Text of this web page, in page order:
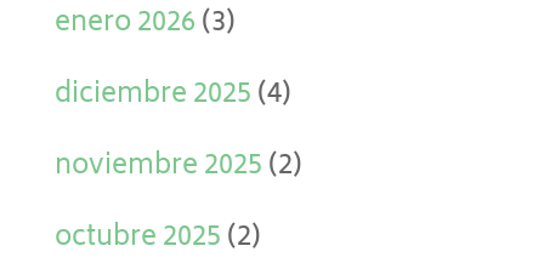
enero 2026(3)
diciembre 2025(4)
noviembre 2025(2)
octubre 2025(2)